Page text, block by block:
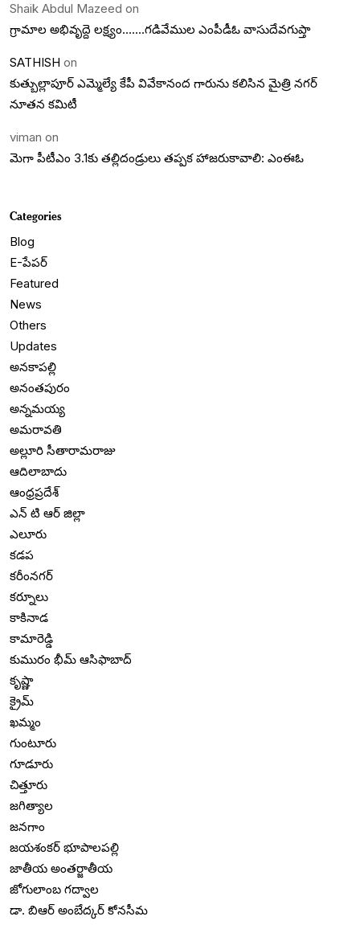
Shaik Abdul Mazeed on
గ్రామాల అభివృద్దె లక్ష్యం…….గడివేముల ఎంపీడీఓ వాసుదేవగుప్తా
SATHISH on
కుత్బుల్లాపూర్ ఎమ్మెల్యే కేపీ వివేకానంద గారును కలిసిన మైత్రి నగర్
నూతన కమిటీ
viman on
మెగా పీటీఎం 3.1కు తల్లిదండ్రులు తప్పక హాజరుకావాలి: ఎంఈఓ
Categories
Blog
E-పేపర్
Featured
News
Others
Updates
అనకాపల్లి
అనంతపురం
అన్నమయ్య
అమరావతి
అల్లూరి సీతారామరాజు
ఆదిలాబాదు
ఆంధ్రప్రదేశ్
ఎన్ టి ఆర్ జిల్లా
ఎలూరు
కడప
కరీంనగర్
కర్నూలు
కాకినాడ
కామారెడ్డి
కుమురం భీమ్ ఆసిఫాబాద్
కృష్ణా
క్రైమ్
ఖమ్మం
గుంటూరు
గూడూరు
చిత్తూరు
జగిత్యాల
జనగాం
జయశంకర్ భూపాలపల్లి
జాతీయ అంతర్జాతీయ
జోగులాంబ గద్వాల
డా. బిఆర్ అంబేద్కర్ కోనసీమ